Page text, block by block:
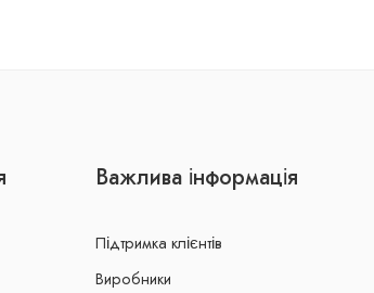
Важлива інформація
Підтримка клієнтів
Виробники